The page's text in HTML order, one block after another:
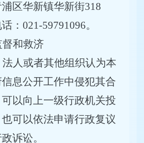
区华新镇华新街318
：021-59791096。
督和救济
人或者其他组织认为本
息公开工作中侵犯其合
以向上一级行政机关投
可以依法申请行政复议
诉讼。